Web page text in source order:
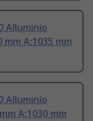
Alluminio
A:1035 mm
Alluminio
A:1030 mm